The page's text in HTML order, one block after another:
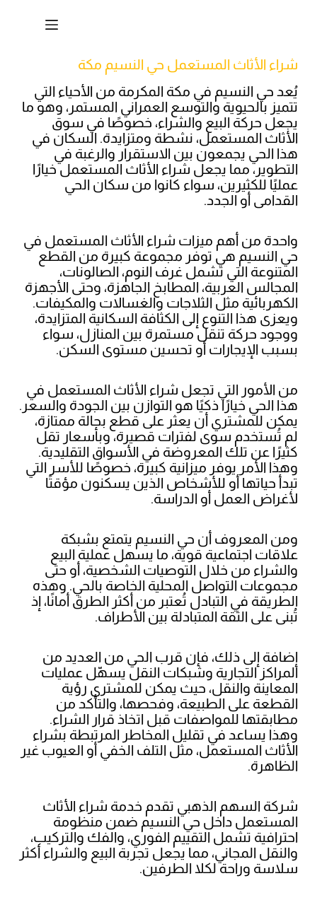
شراء الأثاث المستعمل حي النسيم مكة
يُعد حي النسيم في مكة المكرمة من الأحياء التي
تتميز بالحيوية والتوسع العمراني المستمر، وهو ما
يجعل حركة البيع والشراء، خصوصًا في سوق
الأثاث المستعمل، نشطة ومتزايدة. السكان في
هذا الحي يجمعون بين الاستقرار والرغبة في
التطوير، مما يجعل شراء الأثاث المستعمل خيارًا
عمليًا للكثيرين، سواء كانوا من سكان الحي
القدامى أو الجدد.
واحدة من أهم ميزات شراء الأثاث المستعمل في
حي النسيم هي توفر مجموعة كبيرة من القطع
المتنوعة التي تشمل غرف النوم، الصالونات،
المجالس العربية، المطابخ الجاهزة، وحتى الأجهزة
الكهربائية مثل الثلاجات والغسالات والمكيفات.
ويعزى هذا التنوع إلى الكثافة السكانية المتزايدة،
ووجود حركة تنقل مستمرة بين المنازل، سواء
بسبب الإيجارات أو تحسين مستوى السكن.
من الأمور التي تجعل شراء الأثاث المستعمل في
هذا الحي خيارًا ذكيًا هو التوازن بين الجودة والسعر.
يمكن للمشتري أن يعثر على قطع بحالة ممتازة،
لم تُستخدم سوى لفترات قصيرة، وبأسعار تقل
كثيرًا عن تلك المعروضة في الأسواق التقليدية.
وهذا الأمر يوفر ميزانية كبيرة، خصوصًا للأسر التي
تبدأ حياتها أو للأشخاص الذين يسكنون مؤقتًا
لأغراض العمل أو الدراسة.
ومن المعروف أن حي النسيم يتمتع بشبكة
علاقات اجتماعية قوية، ما يسهل عملية البيع
والشراء من خلال التوصيات الشخصية، أو حتى
مجموعات التواصل المحلية الخاصة بالحي. وهذه
الطريقة في التبادل تُعتبر من أكثر الطرق أمانًا، إذ
تُبنى على الثقة المتبادلة بين الأطراف.
إضافة إلى ذلك، فإن قرب الحي من العديد من
المراكز التجارية وشبكات النقل يسهّل عمليات
المعاينة والنقل، حيث يمكن للمشتري رؤية
القطعة على الطبيعة، وفحصها، والتأكد من
مطابقتها للمواصفات قبل اتخاذ قرار الشراء.
وهذا يساعد في تقليل المخاطر المرتبطة بشراء
الأثاث المستعمل، مثل التلف الخفي أو العيوب غير
الظاهرة.
شركة السهم الذهبي تقدم خدمة شراء الأثاث
المستعمل داخل حي النسيم ضمن منظومة
احترافية تشمل التقييم الفوري، والفك والتركيب،
والنقل المجاني، مما يجعل تجربة البيع والشراء أكثر
سلاسة وراحة لكلا الطرفين.